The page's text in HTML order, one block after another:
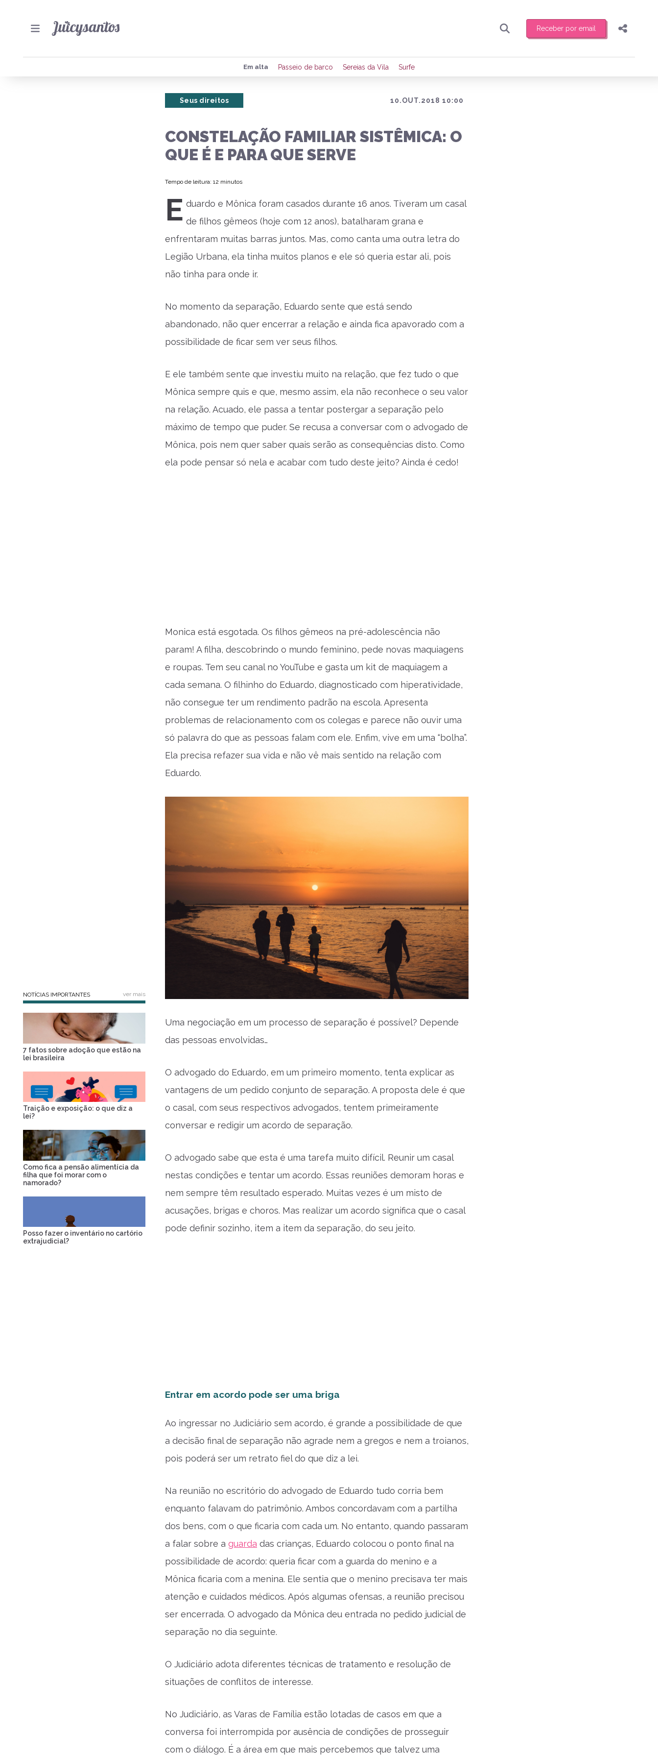
Receber por email
Preencha seus dados para receber toda sexta-feira de manhã o resumo
de eventos e notícias da região.
Compartilhar
Em alta Passeio de barco Sereias da Vila Surfe
10.OUT.2018 10:00
Seus direitos
CONSTELAÇÃO FAMILIAR SISTÊMICA: O
QUE É E PARA QUE SERVE
Tempo de leitura: 12 minutos
E duardo e Mônica foram casados durante 16 anos. Tiveram um casal
de filhos gêmeos (hoje com 12 anos), batalharam grana e
enfrentaram muitas barras juntos. Mas, como canta uma outra letra do
Legião Urbana, ela tinha muitos planos e ele só queria estar ali, pois
não tinha para onde ir.
No momento da separação, Eduardo sente que está sendo
abandonado, não quer encerrar a relação e ainda fica apavorado com a
possibilidade de ficar sem ver seus filhos.
E ele também sente que investiu muito na relação, que fez tudo o que
Mônica sempre quis e que, mesmo assim, ela não reconhece o seu valor
na relação. Acuado, ele passa a tentar postergar a separação pelo
máximo de tempo que puder. Se recusa a conversar com o advogado de
Mônica, pois nem quer saber quais serão as consequências disto. Como
ela pode pensar só nela e acabar com tudo deste jeito? Ainda é cedo!
Monica está esgotada. Os filhos gêmeos na pré-adolescência não
param! A filha, descobrindo o mundo feminino, pede novas maquiagens
e roupas. Tem seu canal no YouTube e gasta um kit de maquiagem a
cada semana. O filhinho do Eduardo, diagnosticado com hiperatividade,
não consegue ter um rendimento padrão na escola. Apresenta
problemas de relacionamento com os colegas e parece não ouvir uma
só palavra do que as pessoas falam com ele. Enfim, vive em uma “bolha”.
Ela precisa refazer sua vida e não vê mais sentido na relação com
Eduardo.
Uma negociação em um processo de separação é possível? Depende
das pessoas envolvidas…
O advogado do Eduardo, em um primeiro momento, tenta explicar as
vantagens de um pedido conjunto de separação. A proposta dele é que
o casal, com seus respectivos advogados, tentem primeiramente
conversar e redigir um acordo de separação.
O advogado sabe que esta é uma tarefa muito difícil. Reunir um casal
nestas condições e tentar um acordo. Essas reuniões demoram horas e
nem sempre têm resultado esperado. Muitas vezes é um misto de
acusações, brigas e choros. Mas realizar um acordo significa que o casal
pode definir sozinho, item a item da separação, do seu jeito.
Entrar em acordo pode ser uma briga
Ao ingressar no Judiciário sem acordo, é grande a possibilidade de que
a decisão final de separação não agrade nem a gregos e nem a troianos,
pois poderá ser um retrato fiel do que diz a lei.
Na reunião no escritório do advogado de Eduardo tudo corria bem
enquanto falavam do patrimônio. Ambos concordavam com a partilha
dos bens, com o que ficaria com cada um. No entanto, quando passaram
a falar sobre a guarda das crianças, Eduardo colocou o ponto final na
possibilidade de acordo: queria ficar com a guarda do menino e a
Mônica ficaria com a menina. Ele sentia que o menino precisava ter mais
atenção e cuidados médicos. Após algumas ofensas, a reunião precisou
ser encerrada. O advogado da Mônica deu entrada no pedido judicial de
separação no dia seguinte.
O Judiciário adota diferentes técnicas de tratamento e resolução de
situações de conflitos de interesse.
No Judiciário, as Varas de Família estão lotadas de casos em que a
conversa foi interrompida por ausência de condições de prosseguir
com o diálogo. É a área em que mais percebemos que talvez uma
NOTÍCIAS IMPORTANTES ver mais
7 fatos sobre adoção que estão na
lei brasileira
Traição e exposição: o que diz a
lei?
Como fica a pensão alimentícia da
filha que foi morar com o
namorado?
Posso fazer o inventário no cartório
extrajudicial?